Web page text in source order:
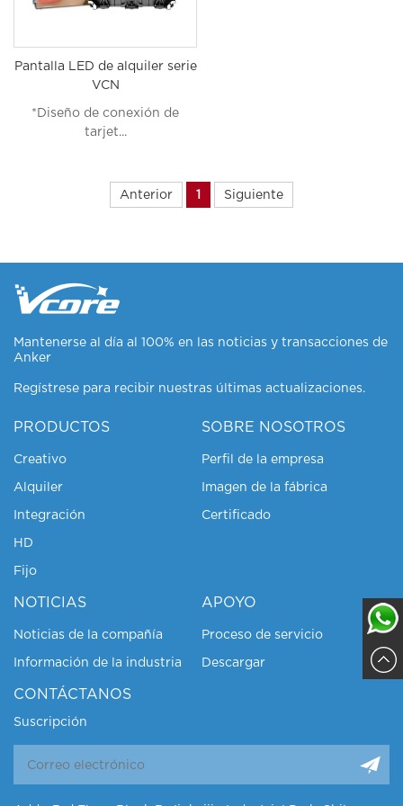
Pantalla LED de alquiler serie
VCN
*Diseño de conexión de
tarjet...
Anterior 1 Siguiente
Mantenerse al día al 100% en las noticias y transacciones de
Anker
Regístrese para recibir nuestras últimas actualizaciones.
PRODUCTOS
Creativo
Alquiler
Integración
HD
Fijo
SOBRE NOSOTROS
Perfil de la empresa
Imagen de la fábrica
Certificado
NOTICIAS
Noticias de la compañía
Información de la industria
APOYO
Proceso de servicio
Descargar
CONTÁCTANOS
Suscripción
Sajja